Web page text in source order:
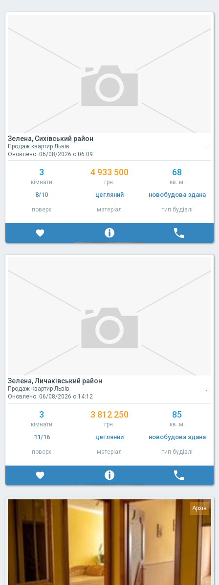
Зелена, Сихівський район
Продаж квартир Львів
Оновлено: 06/08/2026 о 06:09
3
кімнати
4 933 500
грн.
68
кв. м.
8/10
поверх
цегляний
матеріал
новобудова здана
тип будівлі
Зелена, Личаківський район
Продаж квартир Львів
Оновлено: 06/08/2026 о 14:12
3
кімнати
3 812 250
грн.
85
кв. м.
11/16
поверх
цегляний
матеріал
новобудова здана
тип будівлі